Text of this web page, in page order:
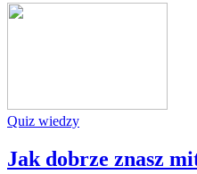
Quiz wiedzy
Jak dobrze znasz